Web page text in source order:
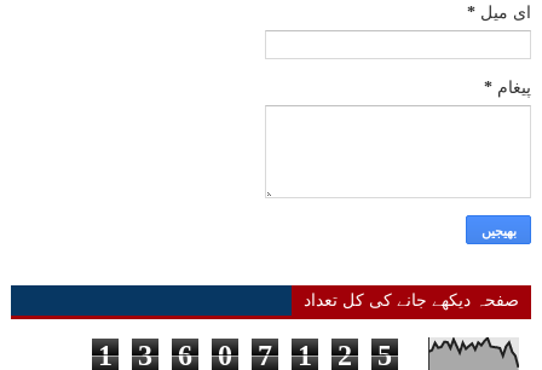
ای میل *
پیغام *
صفحہ دیکھے جانے کی کل تعداد
1 3 6 0 7 1 2 5